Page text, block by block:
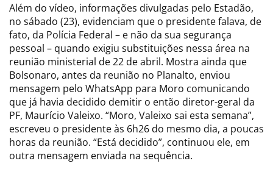
Além do vídeo, informações divulgadas pelo Estadão,
no sábado (23), evidenciam que o presidente falava, de
fato, da Polícia Federal – e não da sua segurança
pessoal – quando exigiu substituições nessa área na
reunião ministerial de 22 de abril. Mostra ainda que
Bolsonaro, antes da reunião no Planalto, enviou
mensagem pelo WhatsApp para Moro comunicando
que já havia decidido demitir o então diretor-geral da
PF, Maurício Valeixo. “Moro, Valeixo sai esta semana”,
escreveu o presidente às 6h26 do mesmo dia, a poucas
horas da reunião. “Está decidido”, continuou ele, em
outra mensagem enviada na sequência.